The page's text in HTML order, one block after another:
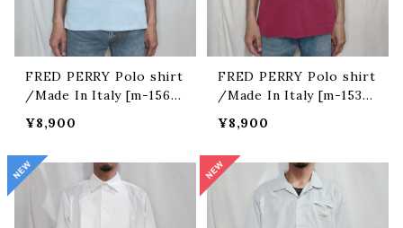
FRED PERRY Polo shirt
/Made In Italy [m-1565]
ポロシャツ
¥8,900
FRED PERRY Polo shirt
/Made In Italy [m-1531]
ポロシャツ
¥8,900